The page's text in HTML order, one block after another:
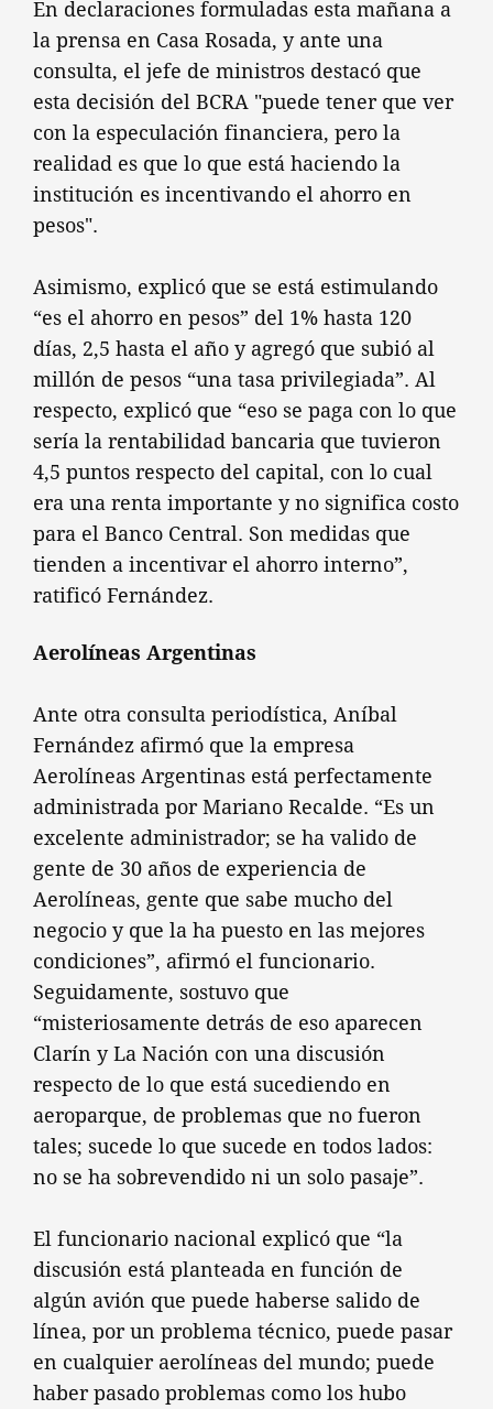
En declaraciones formuladas esta mañana a
la prensa en Casa Rosada, y ante una
consulta, el jefe de ministros destacó que
esta decisión del BCRA "puede tener que ver
con la especulación financiera, pero la
realidad es que lo que está haciendo la
institución es incentivando el ahorro en
pesos".
Asimismo, explicó que se está estimulando
“es el ahorro en pesos” del 1% hasta 120
días, 2,5 hasta el año y agregó que subió al
millón de pesos “una tasa privilegiada”. Al
respecto, explicó que “eso se paga con lo que
sería la rentabilidad bancaria que tuvieron
4,5 puntos respecto del capital, con lo cual
era una renta importante y no significa costo
para el Banco Central. Son medidas que
tienden a incentivar el ahorro interno”,
ratificó Fernández.
Aerolíneas Argentinas
Ante otra consulta periodística, Aníbal
Fernández afirmó que la empresa
Aerolíneas Argentinas está perfectamente
administrada por Mariano Recalde. “Es un
excelente administrador; se ha valido de
gente de 30 años de experiencia de
Aerolíneas, gente que sabe mucho del
negocio y que la ha puesto en las mejores
condiciones”, afirmó el funcionario.
Seguidamente, sostuvo que
“misteriosamente detrás de eso aparecen
Clarín y La Nación con una discusión
respecto de lo que está sucediendo en
aeroparque, de problemas que no fueron
tales; sucede lo que sucede en todos lados:
no se ha sobrevendido ni un solo pasaje”.
El funcionario nacional explicó que “la
discusión está planteada en función de
algún avión que puede haberse salido de
línea, por un problema técnico, puede pasar
en cualquier aerolíneas del mundo; puede
haber pasado problemas como los hubo